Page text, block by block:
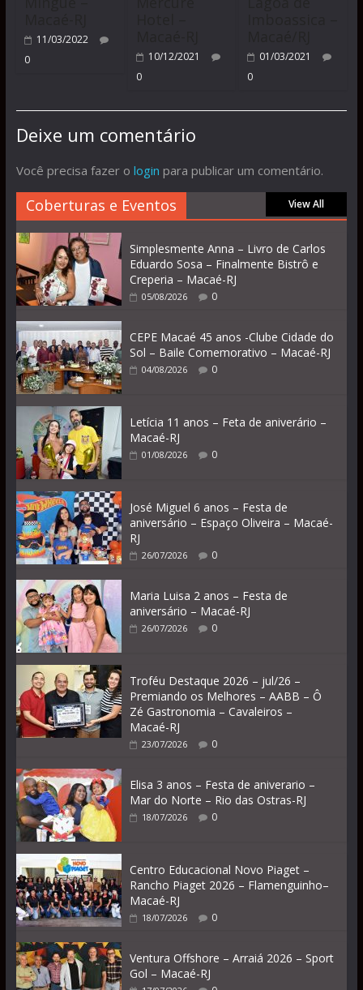
11/03/2022
0
10/12/2021
0
01/03/2021
0
Deixe um comentário
Você precisa fazer o login para publicar um comentário.
Coberturas e Eventos View All
Simplesmente Anna – Livro de Carlos
Eduardo Sosa – Finalmente Bistrô e
Creperia – Macaé-RJ
05/08/2026 0
CEPE Macaé 45 anos -Clube Cidade do
Sol – Baile Comemorativo – Macaé-RJ
04/08/2026 0
Letícia 11 anos – Feta de aniverário –
Macaé-RJ
01/08/2026 0
José Miguel 6 anos – Festa de
aniversário – Espaço Oliveira – Macaé-
RJ
26/07/2026 0
Maria Luisa 2 anos – Festa de
aniversário – Macaé-RJ
26/07/2026 0
Troféu Destaque 2026 – jul/26 –
Premiando os Melhores – AABB – Ô
Zé Gastronomia – Cavaleiros –
Macaé-RJ
23/07/2026 0
Elisa 3 anos – Festa de aniverario –
Mar do Norte – Rio das Ostras-RJ
18/07/2026 0
Centro Educacional Novo Piaget –
Rancho Piaget 2026 – Flamenguinho–
Macaé-RJ
18/07/2026 0
Ventura Offshore – Arraiá 2026 – Sport
Gol – Macaé-RJ